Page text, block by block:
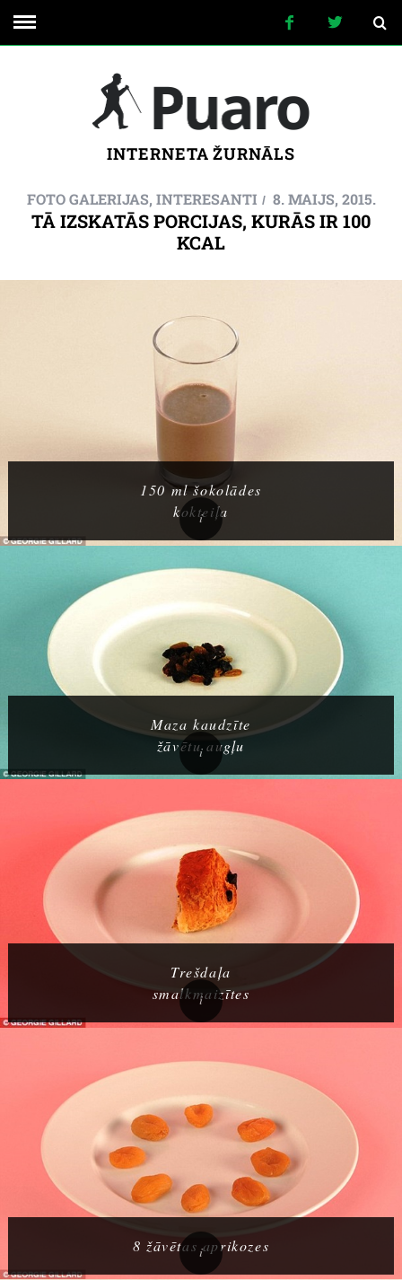
INTERNETA ŽURNĀLS
FOTO GALERIJAS, INTERESANTI 8. MAIJS, 2015.
TĀ IZSKATĀS PORCIJAS, KURĀS IR 100
KCAL
150 ml šokolādes
kokteiļa
Maza kaudzīte
žāvētu augļu
Trešdaļa
smalkmaizītes
8 žāvētas aprikozes